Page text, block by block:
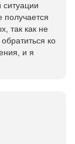
так как не
ко
и я